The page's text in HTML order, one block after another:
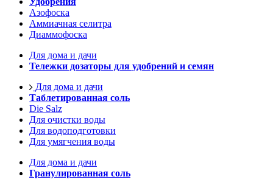
Азофоска
Аммиачная селитра
Диаммофоска
Для дома и дачи
Тележки дозаторы для удобрений и семян
Для дома и дачи
Таблетированная соль
Die Salz
Для очистки воды
Для водоподготовки
Для умягчения воды
Для дома и дачи
Гранулированная соль